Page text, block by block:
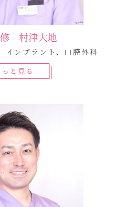
村津大地
インプラント、口腔外科
っと見る